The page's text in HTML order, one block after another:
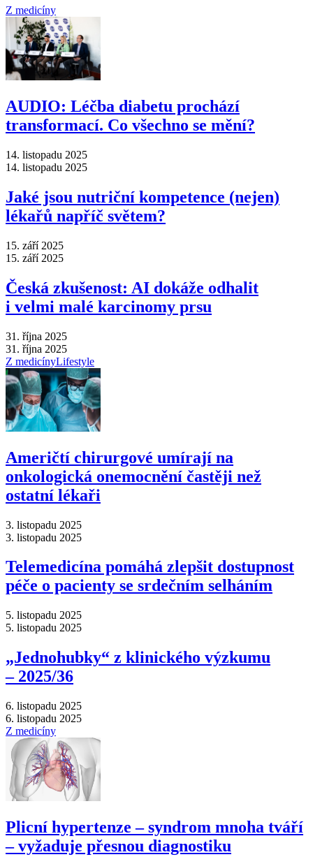
Z medicíny
AUDIO: Léčba diabetu prochází
transformací. Co všechno se mění?
14. listopadu 2025
14. listopadu 2025
Jaké jsou nutriční kompetence (nejen)
lékařů napříč světem?
15. září 2025
15. září 2025
Česká zkušenost: AI dokáže odhalit
i velmi malé karcinomy prsu
31. října 2025
31. října 2025
Z medicínyLifestyle
Američtí chirurgové umírají na
onkologická onemocnění častěji než
ostatní lékaři
3. listopadu 2025
3. listopadu 2025
Telemedicína pomáhá zlepšit dostupnost
péče o pacienty se srdečním selháním
5. listopadu 2025
5. listopadu 2025
„Jednohubky“ z klinického výzkumu
–⁠ 2025/36
6. listopadu 2025
6. listopadu 2025
Z medicíny
Plicní hypertenze –⁠ syndrom mnoha tváří
–⁠ vyžaduje přesnou diagnostiku